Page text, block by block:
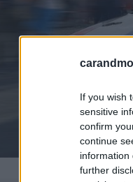
If you wish
sensitive
confirm
continue
information
further